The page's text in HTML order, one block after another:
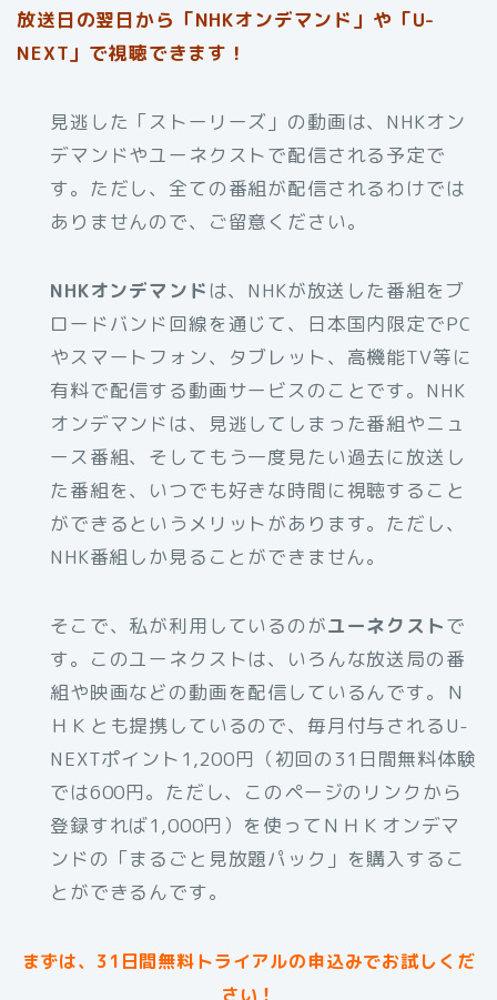
放送日の翌日から「NHKオンデマンド」や「U-
NEXT」で視聴できます！
見逃した「ストーリーズ」の動画は、NHKオン
デマンドやユーネクストで配信される予定で
す。ただし、全ての番組が配信されるわけでは
ありませんので、ご留意ください。
NHKオンデマンド は、NHKが放送した番組をブ
ロードバンド回線を通じて、日本国内限定でPC
やスマートフォン、タブレット、高機能TV等に
有料で配信する動画サービスのことです。NHK
オンデマンドは、見逃してしまった番組やニュ
ース番組、そしてもう一度見たい過去に放送し
た番組を、いつでも好きな時間に視聴すること
ができるというメリットがあります。ただし、
NHK番組しか見ることができません。
そこで、私が利用しているのがユーネクストで
す。このユーネクストは、いろんな放送局の番
組や映画などの動画を配信しているんです。Ｎ
ＨＫとも提携しているので、毎月付与されるU-
NEXTポイント1,200円（初回の31日間無料体験
では600円。ただし、このページのリンクから
登録すれば1,000円）を使ってＮＨＫオンデマ
ンドの「まるごと見放題パック」を購入するこ
とができるんです。
まずは、31日間無料トライアルの申込みでお試しくだ
さい！